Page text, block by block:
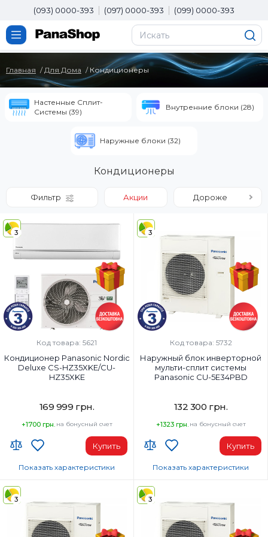
(093) 0000-393 (097) 0000-393 (099) 0000-393
Главная Для Дома Кондиционеры
Настенные Сплит-
Системы (39)
Внутренние блоки (28)
Наружные блоки (32)
Кондиционеры
Фильтр Акции Дороже
3
Код товара: 5621
Кондиционер Panasonic Nordic
Deluxe CS-HZ35XKE/CU-
HZ35XKE
169 999 грн.
+1700 грн. на бонусный счет
Купить
Wi-Fi модуль:
Wi-Fi (встроенный)
Показать характеристики
3
Код товара: 5732
Наружный блок инверторной
мульти-сплит системы
Panasonic CU-5E34PBD
132 300 грн.
+1323 грн. на бонусный счет
Купить
Площадь помещения, м²:
5х25м2
34000
Показать характеристики
3 3